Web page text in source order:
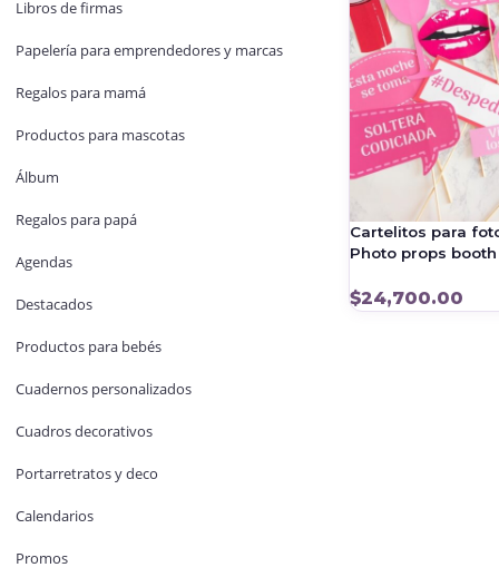
Libros de firmas
Papelería para emprendedores y marcas
Regalos para mamá
Productos para mascotas
Álbum
Regalos para papá
Agendas
Destacados
Productos para bebés
Cuadernos personalizados
Cuadros decorativos
Portarretratos y deco
Calendarios
Promos
Cartelitos para
Photo props booth
$24,700.00